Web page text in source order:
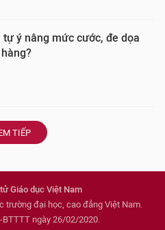
tự ý nâng mức cước, đe dọa
TIẾP
Giáo dục Việt Nam
trường đại học, cao đẳng Việt Nam.
BTTTT ngày 26/02/2020.